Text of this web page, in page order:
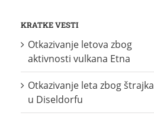
KRATKE VESTI
Otkazivanje letova zbog
aktivnosti vulkana Etna
Otkazivanje leta zbog štrajka
u Diseldorfu